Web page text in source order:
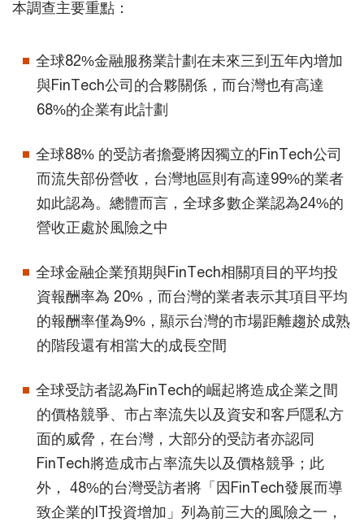
本調查主要重點：
全球82%金融服務業計劃在未來三到五年內增加
與FinTech公司的合夥關係，而台灣也有高達
68%的企業有此計劃
全球88% 的受訪者擔憂將因獨立的FinTech公司
而流失部份營收，台灣地區則有高達99%的業者
如此認為。總體而言，全球多數企業認為24%的
營收正處於風險之中
全球金融企業預期與FinTech相關項目的平均投
資報酬率為 20%，而台灣的業者表示其項目平均
的報酬率僅為9%，顯示台灣的市場距離趨於成熟
的階段還有相當大的成長空間
全球受訪者認為FinTech的崛起將造成企業之間
的價格競爭、市占率流失以及資安和客戶隱私方
面的威脅，在台灣，大部分的受訪者亦認同
FinTech將造成市占率流失以及價格競爭；此
外， 48%的台灣受訪者將「因FinTech發展而導
致企業的IT投資增加」列為前三大的風險之一，